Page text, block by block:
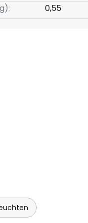
0,55